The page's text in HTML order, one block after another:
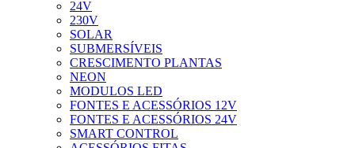
24V
230V
SOLAR
SUBMERSÍVEIS
CRESCIMENTO PLANTAS
NEON
MODULOS LED
FONTES E ACESSÓRIOS 12V
FONTES E ACESSÓRIOS 24V
SMART CONTROL